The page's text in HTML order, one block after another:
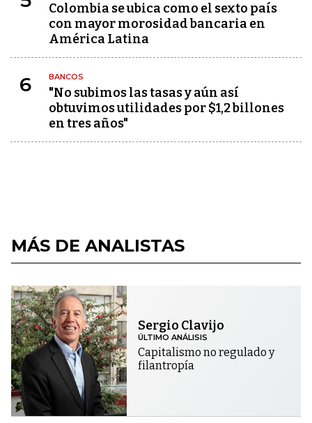
Colombia se ubica como el sexto país
con mayor morosidad bancaria en
América Latina
6 BANCOS
"No subimos las tasas y aún así
obtuvimos utilidades por $1,2 billones
en tres años"
MÁS DE ANALISTAS
Sergio Clavijo
ÚLTIMO ANÁLISIS
Capitalismo no regulado y
filantropía